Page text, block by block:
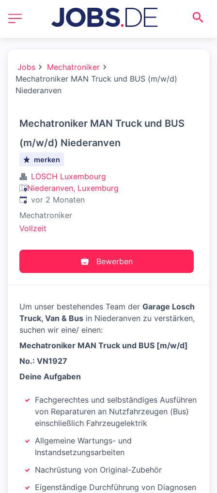
Jobs
Mechatroniker
Mechatroniker MAN Truck und BUS (m/w/d)
Niederanven
Mechatroniker MAN Truck und BUS
(m/w/d) Niederanven
merken
LOSCH Luxembourg
Niederanven, Luxemburg
Veröffentlicht:
vor 2 Monaten
Mechatroniker
Vollzeit
Bewerben
Um unser bestehendes Team der Garage Losch
Truck, Van & Bus in Niederanven zu verstärken,
suchen wir eine/ einen:
Mechatroniker MAN Truck und BUS [m/w/d]
No.: VN1927
Deine Aufgaben
Fachgerechtes und selbständiges Ausführen
von Reparaturen an Nutzfahrzeugen (Bus)
einschließlich Fahrzeugelektrik
Allgemeine Wartungs- und
Instandsetzungsarbeiten
Nachrüstung von Original-Zubehör
Eigenständige Durchführung von Diagnosen